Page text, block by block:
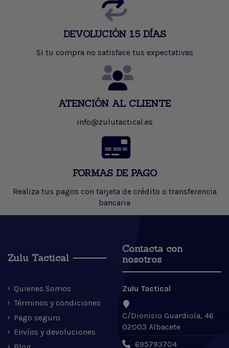
DEVOLUCIÓN 15 DÍAS
Si tu compra no satisface tus expectativas
ATENCIÓN AL CLIENTE
info@zulutactical.es
FORMAS DE PAGO
Realiza tus pagos con tarjeta de crédito o transferencia
bancaria
Zulu Tactical
Quienes Somos
Términos y condiciones
Pago seguro
Envíos y devoluciones
Contacta con
nosotros
Zulu Tactical
C/Dionisio Guardiola, 46
02003 Albacete
695793704